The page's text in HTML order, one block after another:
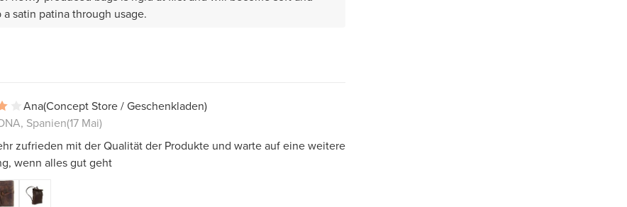
satin patina through usage.
Ana(Concept Store / Geschenkladen)
Spanien(17 Mai)
zufrieden mit der Qualität der Produkte und warte auf eine weitere
wenn alles gut geht